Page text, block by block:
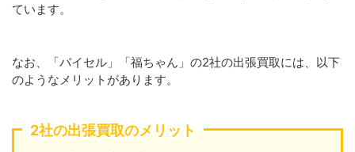
ています。
なお、「バイセル」「福ちゃん」の2社の出張買取には、以下
のようなメリットがあります。
2社の出張買取のメリット